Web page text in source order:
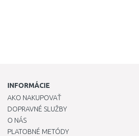
INFORMÁCIE
AKO NAKUPOVAŤ
DOPRAVNÉ SLUŽBY
O NÁS
PLATOBNÉ METÓDY